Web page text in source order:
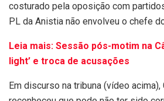
costurado pela oposição com
PL da Anistia não envolveu o chefe
Leia mais: Sessão pós-motim na
light’ e troca de acusações
Em discurso na tribuna (vídeo acima),